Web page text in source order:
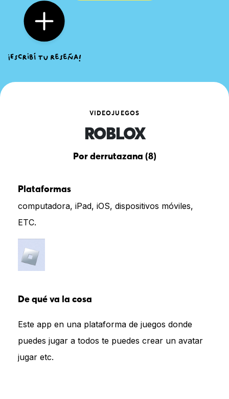
VIDEOJUEGOS
ROBLOX
Por derrutazana (8)
Plataformas
computadora, iPad, iOS, dispositivos móviles,
ETC.
De qué va la cosa
Este app en una plataforma de juegos donde
puedes jugar a todos te puedes crear un avatar
jugar etc.